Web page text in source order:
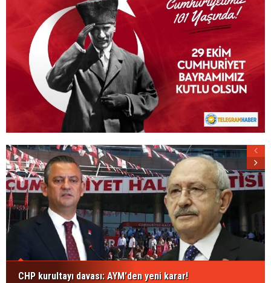
CHP kurultayı davası: AYM'den yeni karar!